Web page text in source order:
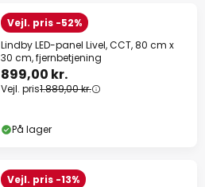
Vejl. pris -52%
Lindby LED-panel Livel, CCT, 80 cm x
30 cm, fjernbetjening
899,00 kr.
Vejl. pris1.889,00 kr.
På lager
Vejl. pris -13%